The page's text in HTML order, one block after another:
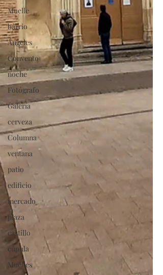
Muelle
barrio
Ángeles
Convento
noche
Fotógrafo
Galería
cerveza
Columna
ventana
patio
edificio
mercado
plaza
castillo
cúpula
Muelles